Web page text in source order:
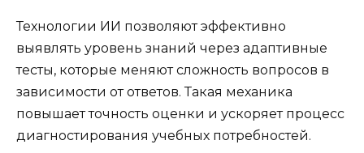
Технологии ИИ позволяют эффективно
выявлять уровень знаний через адаптивные
тесты, которые меняют сложность вопросов в
зависимости от ответов. Такая механика
повышает точность оценки и ускоряет процесс
диагностирования учебных потребностей.